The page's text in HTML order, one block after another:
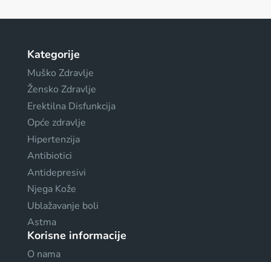
Kategorije
Muško Zdravlje
Žensko Zdravlje
Erektilna Disfunkcija
Opće zdravlje
Hipertenzija
Antibiotici
Antidepresivi
Njega Kože
Ublažavanje boli
Astma
Korisne informacije
O nama